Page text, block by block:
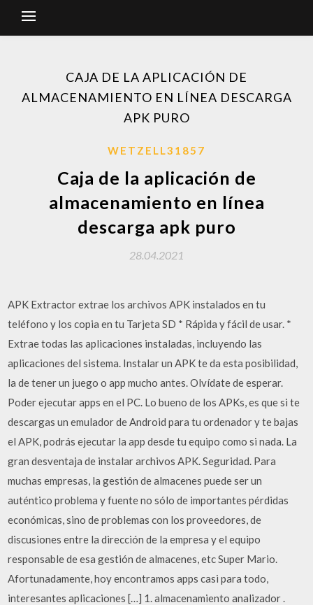
CAJA DE LA APLICACIÓN DE
ALMACENAMIENTO EN LÍNEA DESCARGA
APK PURO
WETZELL31857
Caja de la aplicación de
almacenamiento en línea
descarga apk puro
28.04.2021
APK Extractor extrae los archivos APK instalados en tu
teléfono y los copia en tu Tarjeta SD * Rápida y fácil de usar. *
Extrae todas las aplicaciones instaladas, incluyendo las
aplicaciones del sistema. Instalar un APK te da esta posibilidad,
la de tener un juego o app mucho antes. Olvídate de esperar.
Poder ejecutar apps en el PC. Lo bueno de los APKs, es que si te
descargas un emulador de Android para tu ordenador y te bajas
el APK, podrás ejecutar la app desde tu equipo como si nada. La
gran desventaja de instalar archivos APK. Seguridad. Para
muchas empresas, la gestión de almacenes puede ser un
auténtico problema y fuente no sólo de importantes pérdidas
económicas, sino de problemas con los proveedores, de
discusiones entre la dirección de la empresa y el equipo
responsable de esa gestión de almacenes, etc Super Mario.
Afortunadamente, hoy encontramos apps casi para todo,
interesantes aplicaciones […] 1. almacenamiento analizador .